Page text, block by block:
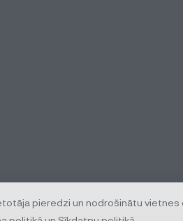
pieredzi un nodrošinātu